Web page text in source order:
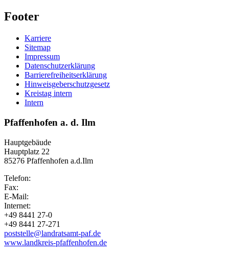
Footer
Karriere
Sitemap
Impressum
Datenschutzerklärung
Barrierefreiheitserklärung
Hinweisgeberschutzgesetz
Kreistag intern
Intern
Pfaffenhofen a. d. Ilm
Hauptgebäude
Hauptplatz 22
85276 Pfaffenhofen a.d.Ilm
Telefon:
Fax:
E-Mail:
Internet:
+49 8441 27-0
+49 8441 27-271
poststelle@landratsamt-paf.de
www.landkreis-pfaffenhofen.de